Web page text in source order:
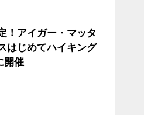
！アイガー・マッタ
はじめてハイキング
開催